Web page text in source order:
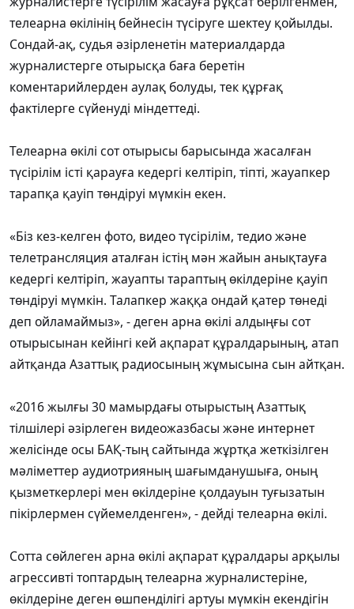
телеарна өкілінің бейнесін түсіруге шектеу қойылды.
Сондай-ақ, судья әзірленетін материалдарда
журналистерге отырысқа баға беретін
коментарийлерден аулақ болуды, тек құрғақ
фактілерге сүйенуді міндеттеді.
Телеарна өкілі сот отырысы барысында жасалған
түсірілім істі қарауға кедергі келтіріп, тіпті, жауапкер
тарапқа қауіп төндіруі мүмкін екен.
«Біз кез-келген фото, видео түсірілім, тедио және
телетрансляция аталған істің мән жайын анықтауға
кедергі келтіріп, жауапты тараптың өкілдеріне қауіп
төндіруі мүмкін. Талапкер жаққа ондай қатер төнеді
деп ойламаймыз», - деген арна өкілі алдыңғы сот
отырысынан кейінгі кей ақпарат құралдарының, атап
айтқанда Азаттық радиосының жұмысына сын айтқан.
«2016 жылғы 30 мамырдағы отырыстың Азаттық
тілшілері әзірлеген видеожазбасы және интернет
желісінде осы БАҚ-тың сайтында жұртқа жеткізілген
мәліметтер аудиотрияның шағымданушыға, оның
қызметкерлері мен өкілдеріне қолдауын туғызатын
пікірлермен сүйемелденген», - дейді телеарна өкілі.
Сотта сөйлеген арна өкілі ақпарат құралдары арқылы
агрессивті топтардың телеарна журналистеріне,
өкілдеріне деген өшпенділігі артуы мүмкін екендігін